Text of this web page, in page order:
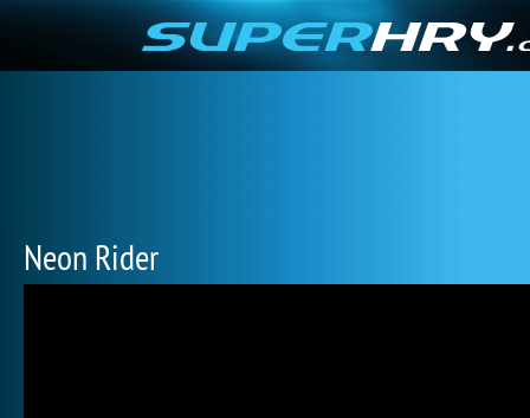
Neon Rider